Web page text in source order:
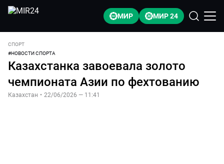
МИР МИР 24
СПОРТ
#НОВОСТИ СПОРТА
Казахстанка завоевала золото
чемпионата Азии по фехтованию
Казахстан • 22/06/2026 — 11:41